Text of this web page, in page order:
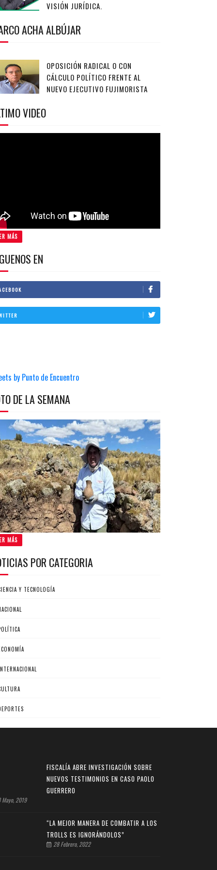
VISIÓN JURÍDICA.
ACHA ALBÚJAR
OPOSICIÓN RADICAL O CON
CÁLCULO POLÍTICO FRENTE AL
NUEVO EJECUTIVO FUJIMORISTA
VIDEO
MÁS
EN
by Punto de Encuentro
DE LA SEMANA
MÁS
POR CATEGORIA
Y TECNOLOGÍA
FISCALÍA ABRE INVESTIGACIÓN SOBRE
NUEVOS TESTIMONIOS EN CASO PAOLO
GUERRERO
2019
“LA MEJOR MANERA DE COMBATIR A LOS
TROLLS ES IGNORÁNDOLOS”
28 Febrero, 2022